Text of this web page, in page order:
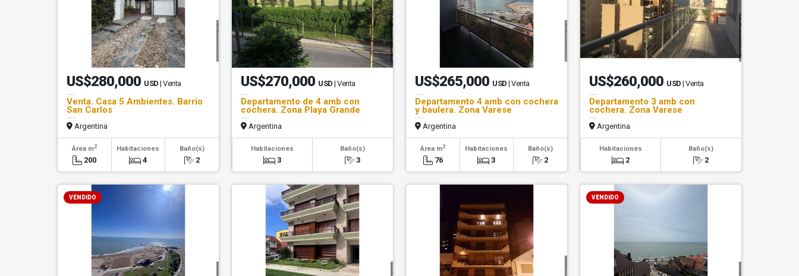
US$280,000 USD | Venta
Venta. Casa 5 Ambientes. Barrio
San Carlos
Argentina
Área m2
200
Habitaciones
4
Baño(s)
2
US$270,000 USD | Venta
Departamento de 4 amb con
cochera. Zona Playa Grande
Argentina
Habitaciones
3
Baño(s)
3
US$265,000 USD | Venta
Departamento 4 amb con cochera
y baulera. Zona Varese
Argentina
Área m2
76
Habitaciones
3
Baño(s)
2
US$260,000 USD | Venta
Departamento 3 amb con
cochera. Zona Varese
Argentina
Habitaciones
2
Baño(s)
2
VENDIDO VENDIDO